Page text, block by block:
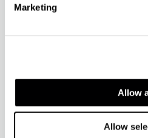
Marketing
Allow
Allow